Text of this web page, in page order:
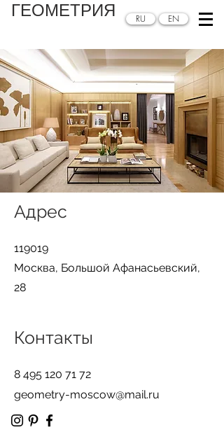
ГЕОМЕТРИЯ RU EN
Адрес
119019
Москва, Большой Афанасьевский,
28
Контакты
8 495 120 71 72
geometry-moscow@mail.ru